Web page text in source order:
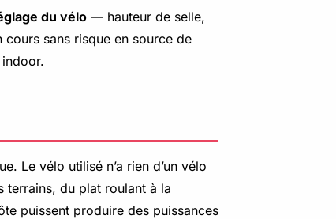
du vélo — hauteur de selle,
sans risque en source de
Le vélo utilisé n’a rien d’un vélo
terrains, du plat roulant à la
puissent produire des puissances